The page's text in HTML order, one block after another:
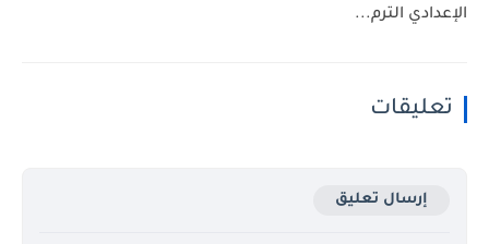
الإعدادي الترم...
تعليقات
إرسال تعليق